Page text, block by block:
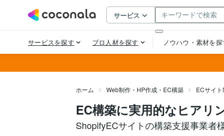
ホーム Web制作・HP作成・EC構築 ECサイ
EC構築に実用的なヒアリ
ShopifyECサイトの構築支援事業者